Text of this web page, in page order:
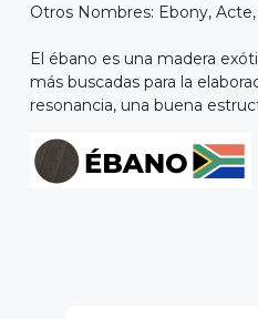
Otros Nombres: Ebony,
El ébano es una madera
más buscadas para la
resonancia, una buena